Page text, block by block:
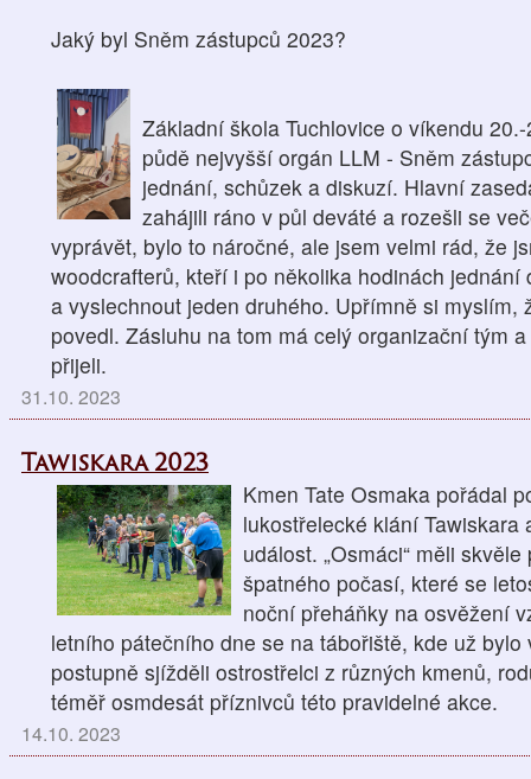
Jaký byl Sněm zástupců 2023?
Základní škola Tuchlovice o víkendu
půdě nejvyšší orgán LLM - Sněm
jednání, schůzek a diskuzí. Hlavní
zahájili ráno v půl deváté a rozešli se
vyprávět, bylo to náročné, ale jsem velmi rád, že
woodcrafterů, kteří i po několika hodinách
a vyslechnout jeden druhého. Upřímně si myslím,
povedl. Zásluhu na tom má celý organizační tým
přijeli.
31.10. 2023
Tawiskara 2023
Kmen Tate Osmaka pořádal
lukostřelecké klání
událost. „Osmáci“ měli
špatného počasí, které se
noční přeháňky na osvěžení
letního pátečního dne se na tábořiště, kde už
postupně sjížděli ostrostřelci z různých kmenů,
téměř osmdesát příznivců této pravidelné akce.
14.10. 2023